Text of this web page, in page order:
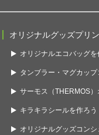
オリジナルグッズプリ
オリジナルエコバッグを
タンブラー・マグカッ
サーモス（THERMOS）
キラキラシールを作ろう
オリジナルグッズコンシ